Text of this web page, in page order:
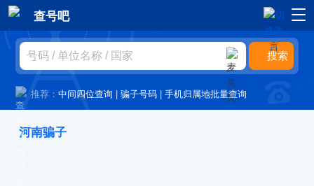
查号吧
推荐：中间四位查询 |骗子号码 |手机归属地批量查询
河南骗子